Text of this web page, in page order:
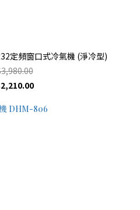
定頻窗口式冷氣機 (淨冷型)